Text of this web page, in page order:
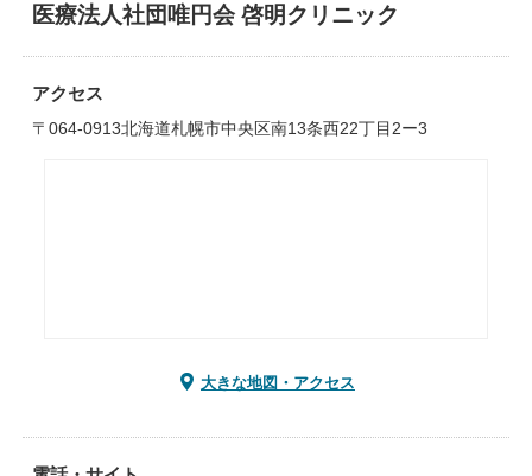
医療法人社団唯円会 啓明クリニック
アクセス
〒064-0913北海道札幌市中央区南13条西22丁目2ー3
大きな地図・アクセス